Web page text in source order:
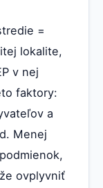
=
lokalite,
v nej
faktory:
a
Menej
ovplyvniť